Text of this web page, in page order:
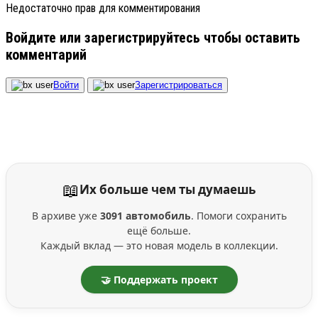
Недостаточно прав для комментирования
Войдите или зарегистрируйтесь чтобы оставить
комментарий
Войти Зарегистрироваться
📖Их больше чем ты думаешь
В архиве уже 3091 автомобиль. Помоги сохранить
ещё больше.
Каждый вклад — это новая модель в коллекции.
🤝 Поддержать проект